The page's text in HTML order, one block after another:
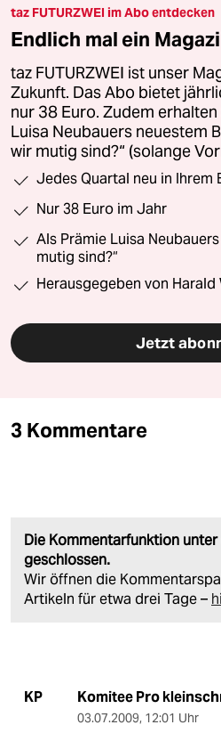
taz FUTURZWEI im Abo entdecken
Endlich mal ein
taz FUTURZWEI ist unser
Zukunft. Das Abo bietet
nur 38 Euro. Zudem
Luisa Neubauers neuestem
wir mutig sind?“ (solange
Jedes Quartal neu in Ihrem
Nur 38 Euro im Jahr
Als Prämie Luisa
mutig sind?“
Herausgegeben von Harald
Jetzt
3 Kommentare
Die Kommentarfunktion
geschlossen.
Wir öffnen die
Artikeln für etwa drei Tage –
KP Komitee Pro
03.07.2009, 12:01 Uhr